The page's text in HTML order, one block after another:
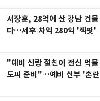
서장훈, 28억에 산 강남 건
다…세후 차익 280억 '잭팟'
"예비 신랑 절친이 전신 먹
도피 준비"…예비 신부 '혼